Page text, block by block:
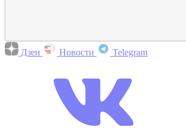
Дзен Новости Telegram